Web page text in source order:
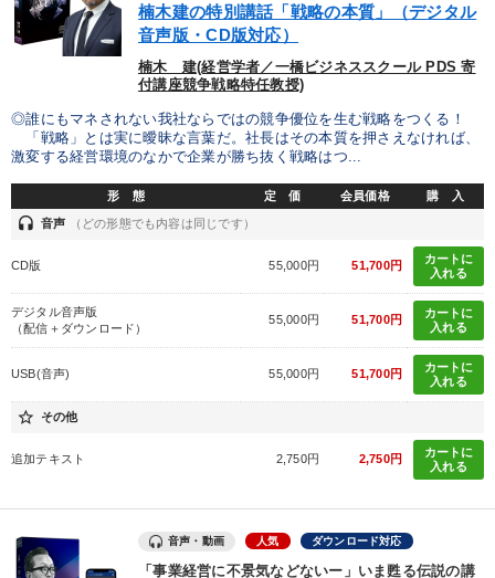
楠木建の特別講話「戦略の本質」（デジタル
音声版・CD版対応）
楠木 建(経営学者／一橋ビジネススクール PDS 寄
付講座競争戦略特任教授)
◎誰にもマネされない我社ならではの競争優位を生む戦略をつくる！
「戦略」とは実に曖昧な言葉だ。社長はその本質を押さえなければ、
激変する経営環境のなかで企業が勝ち抜く戦略はつ...
形 態 定 価 会員価格 購 入
headset 音声 （どの形態でも内容は同じです）
CD版 55,000円 51,700円
カートに
入れる
デジタル音声版
（配信＋ダウンロード）
55,000円 51,700円
カートに
入れる
USB(音声) 55,000円 51,700円
カートに
入れる
star_border その他
追加テキスト 2,750円 2,750円
カートに
入れる
音声・動画 人気 ダウンロード対応
「事業経営に不景気などないー」いま甦る伝説の講